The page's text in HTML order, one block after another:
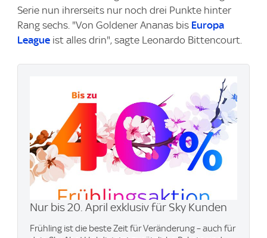
Serie nun ihrerseits nur noch drei Punkte hinter
Rang sechs. "Von Goldener Ananas bis Europa
League ist alles drin", sagte Leonardo Bittencourt.
Nur bis 20. April exklusiv für Sky Kunden
Frühling ist die beste Zeit für Veränderung – auch für